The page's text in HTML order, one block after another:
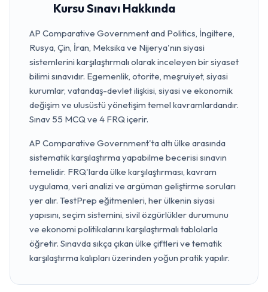
Kursu Sınavı Hakkında
AP Comparative Government and Politics, İngiltere,
Rusya, Çin, İran, Meksika ve Nijerya'nın siyasi
sistemlerini karşılaştırmalı olarak inceleyen bir siyaset
bilimi sınavıdır. Egemenlik, otorite, meşruiyet, siyasi
kurumlar, vatandaş-devlet ilişkisi, siyasi ve ekonomik
değişim ve ulusüstü yönetişim temel kavramlardandır.
Sınav 55 MCQ ve 4 FRQ içerir.
AP Comparative Government'ta altı ülke arasında
sistematik karşılaştırma yapabilme becerisi sınavın
temelidir. FRQ'larda ülke karşılaştırması, kavram
uygulama, veri analizi ve argüman geliştirme soruları
yer alır. TestPrep eğitmenleri, her ülkenin siyasi
yapısını, seçim sistemini, sivil özgürlükler durumunu
ve ekonomi politikalarını karşılaştırmalı tablolarla
öğretir. Sınavda sıkça çıkan ülke çiftleri ve tematik
karşılaştırma kalıpları üzerinden yoğun pratik yapılır.